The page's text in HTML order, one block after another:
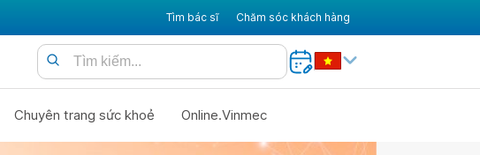
Tìm bác sĩ Chăm sóc khách hàng
Chuyên trang sức khoẻ Online.Vinmec